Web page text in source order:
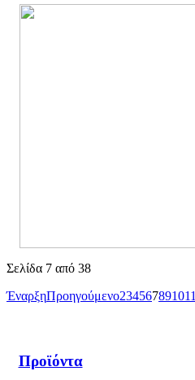
Σελίδα 7 από 38
ΈναρξηΠροηγούμενο234567891011
Προϊόντα